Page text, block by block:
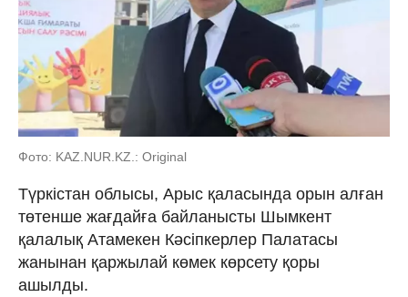
Фото: KAZ.NUR.KZ.: Original
Түркістан облысы, Арыс қаласында орын алған
төтенше жағдайға байланысты Шымкент
қалалық Атамекен Кәсіпкерлер Палатасы
жанынан қаржылай көмек көрсету қоры
ашылды.